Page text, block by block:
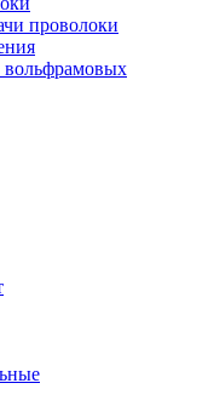
проволоки
вольфрамовых